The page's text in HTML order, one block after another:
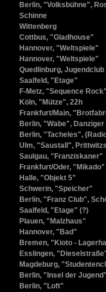
Berlin, "Volksbühne",
Schinne
Wittenberg
Cottbus, "Gladhouse"
Hannover, "Weltspiele"
Hannover, "Weltspiele"
Quedlinburg, Jugendclub
Saalfeld, "Etage"
F-Metz, "Sequence
Köln, "Mütze", 22h
Frankfurt/Main,
Berlin, "Wabe",
Berlin, "Tacheles",
Ulm, "Saustall",
Saulgau, "Franziskaner"
Frankfurt/Oder, "Mikado"
Halle, "Objekt 5"
Schwerin, "Speicher"
Berlin, "Franz Club",
Saalfeld, "Etage" (?)
Plauen, "Malzhaus"
Hannover, "Bad"
Bremen, "Kioto -
Esslingen,
Magdeburg,
Berlin, "Insel der Jugend"
Berlin, "Loft"